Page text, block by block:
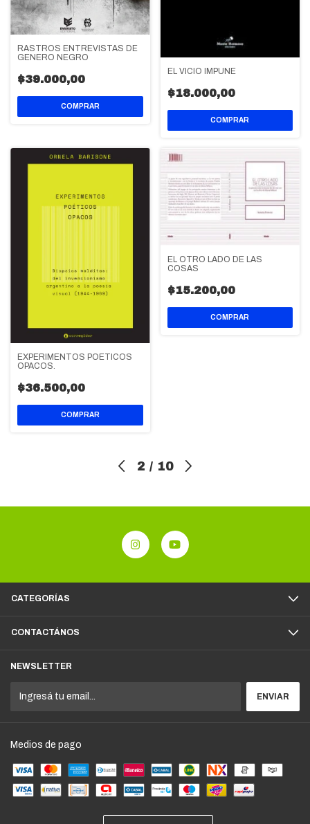
RASTROS ENTREVISTAS DE
GENERO NEGRO
$39.000,00
EL VICIO IMPUNE
$18.000,00
EXPERIMENTOS POETICOS
OPACOS.
$36.500,00
EL OTRO LADO DE LAS
COSAS
$15.200,00
2 / 10
CATEGORÍAS
CONTACTÁNOS
NEWSLETTER
Medios de pago